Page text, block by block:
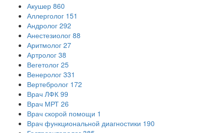
Акушер 860
Аллерголог 151
Андролог 292
Анестезиолог 88
Аритмолог 27
Артролог 38
Вегетолог 25
Венеролог 331
Вертебролог 172
Врач ЛФК 99
Врач МРТ 26
Врач скорой помощи 1
Врач функциональной диагностики 190